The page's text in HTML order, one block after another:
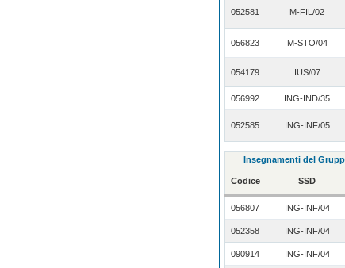
052581 M-FIL/02
056823 M-STO/04
054179 IUS/07
056992 ING-IND/35
052585 ING-INF/05
Insegnamenti del
Codice SSD
056807 ING-INF/04
052358 ING-INF/04
090914 ING-INF/04